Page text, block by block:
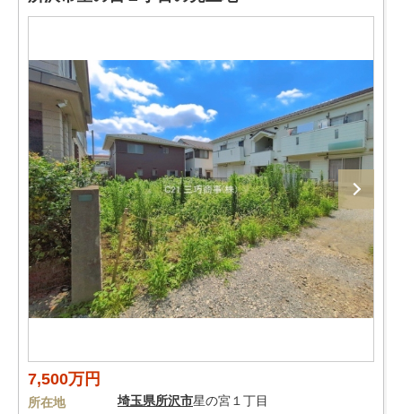
7,500万円
所在地 埼玉県所沢市星の宮１丁目